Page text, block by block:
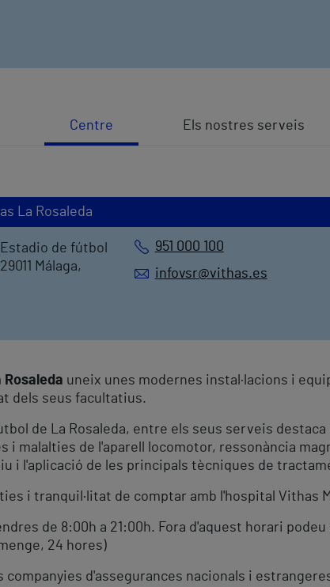
Centre Els nostres serveis
La Rosaleda
de fútbol
Málaga,
951 000 100
infovsr@vithas.es
uneix unes modernes instal·lacions i
dels seus facultatius.
de La Rosaleda, entre els seus serveis
i malalties de l'aparell locomotor, ressonància
i l'aplicació de les principals tècniques de
i tranquil·litat de comptar amb l'hospital Vithas
de 8:00h a 21:00h. Fora d'aquest horari
24 hores)
companyies d'assegurances nacionals i